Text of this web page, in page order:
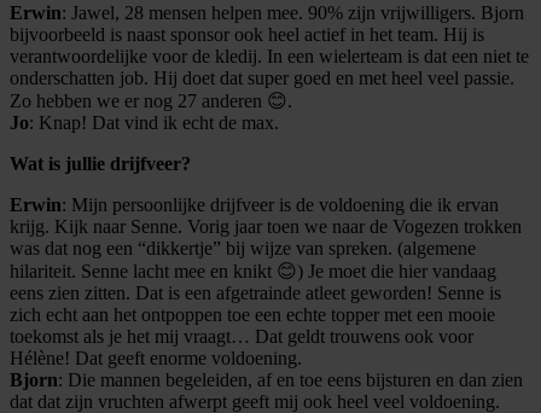
Erwin: Jawel, 28 mensen helpen mee. 90% zijn vrijwilligers. Bjorn
bijvoorbeeld is naast sponsor ook heel actief in het team. Hij is
verantwoordelijke voor de kledij. In een wielerteam is dat een niet te
onderschatten job. Hij doet dat super goed en met heel veel passie.
Zo hebben we er nog 27 anderen 😊.
Jo: Knap! Dat vind ik echt de max.
Wat is jullie drijfveer?
Erwin: Mijn persoonlijke drijfveer is de voldoening die ik ervan
krijg. Kijk naar Senne. Vorig jaar toen we naar de Vogezen trokken
was dat nog een “dikkertje” bij wijze van spreken. (algemene
hilariteit. Senne lacht mee en knikt 😊) Je moet die hier vandaag
eens zien zitten. Dat is een afgetrainde atleet geworden! Senne is
zich echt aan het ontpoppen toe een echte topper met een mooie
toekomst als je het mij vraagt… Dat geldt trouwens ook voor
Hélène! Dat geeft enorme voldoening.
Bjorn: Die mannen begeleiden, af en toe eens bijsturen en dan zien
dat dat zijn vruchten afwerpt geeft mij ook heel veel voldoening.